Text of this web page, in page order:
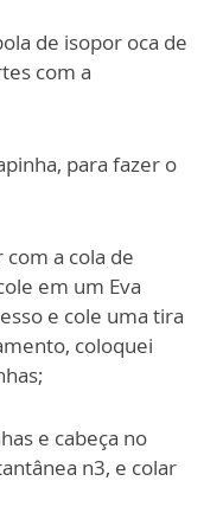
de isopor oca de
com a
para fazer o
com a cola de
em um Eva
e cole uma tira
coloquei
e cabeça no
n3, e colar